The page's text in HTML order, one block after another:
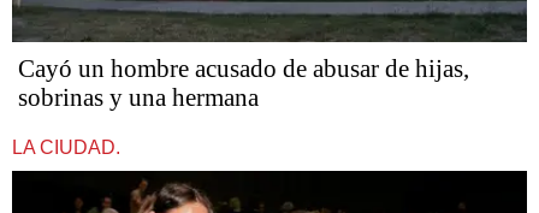
Cayó un hombre acusado de abusar de hijas,
sobrinas y una hermana
LA CIUDAD.